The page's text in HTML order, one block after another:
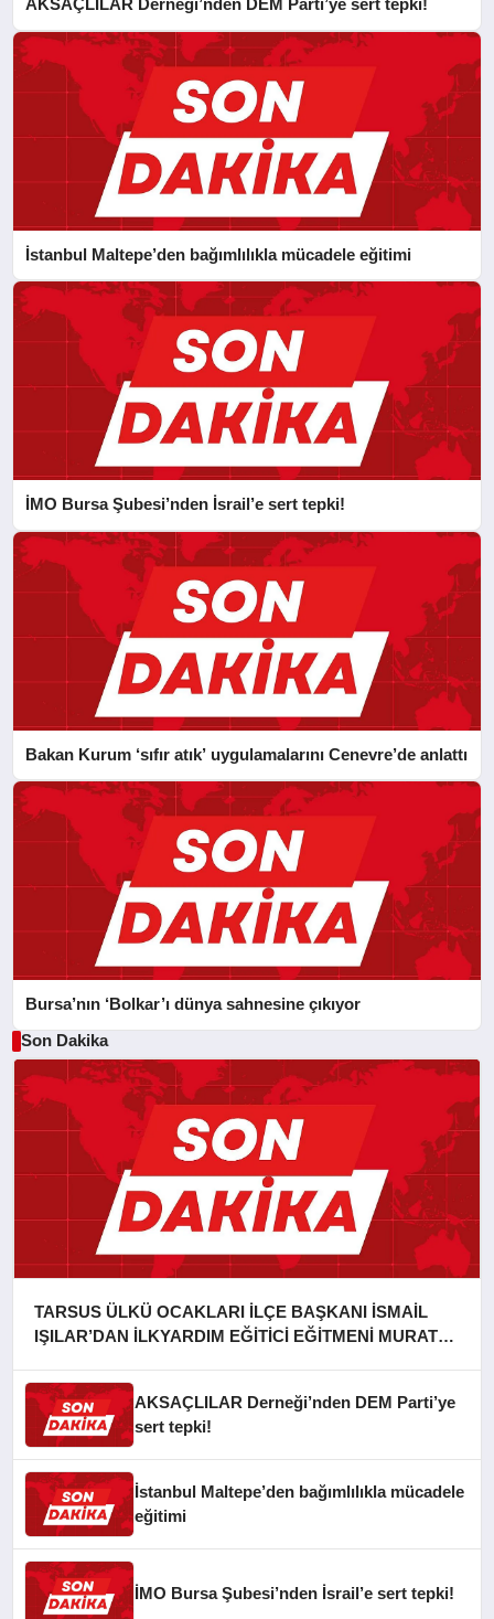
AKSAÇLILAR Derneği’nden DEM Parti’ye sert tepki!
İstanbul Maltepe’den bağımlılıkla mücadele eğitimi
İMO Bursa Şubesi’nden İsrail’e sert tepki!
Bakan Kurum ‘sıfır atık’ uygulamalarını Cenevre’de anlattı
Bursa’nın ‘Bolkar’ı dünya sahnesine çıkıyor
Son Dakika
TARSUS ÜLKÜ OCAKLARI İLÇE BAŞKANI İSMAİL
IŞILAR’DAN İLKYARDIM EĞİTİCİ EĞİTMENİ MURAT
AKSAÇLILAR Derneği’nden DEM Parti’ye
sert tepki!
İstanbul Maltepe’den bağımlılıkla mücadele
eğitimi
İMO Bursa Şubesi’nden İsrail’e sert tepki!